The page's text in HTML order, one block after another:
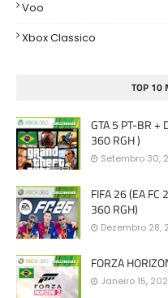
Voo
Xbox Classico
TOP 10
GTA 5 PT-BR +
360 RGH )
Setembro 30,
FIFA 26 (EA FC
360 RGH)
Dezembro 28,
FORZA
Janeiro 15,